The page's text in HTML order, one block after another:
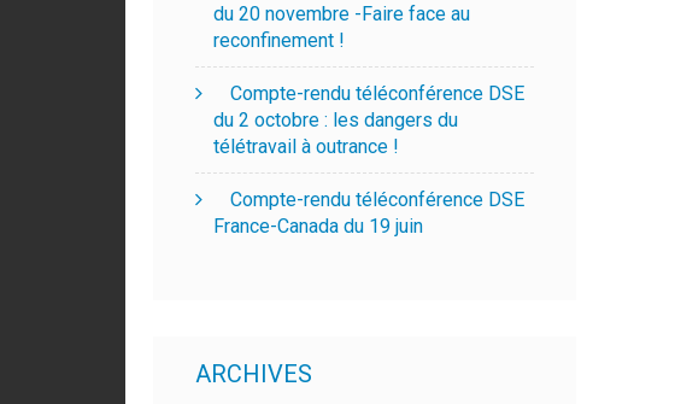
du 20 novembre -Faire face au
reconfinement !
Compte-rendu téléconférence DSE
du 2 octobre : les dangers du
télétravail à outrance !
Compte-rendu téléconférence DSE
France-Canada du 19 juin
ARCHIVES